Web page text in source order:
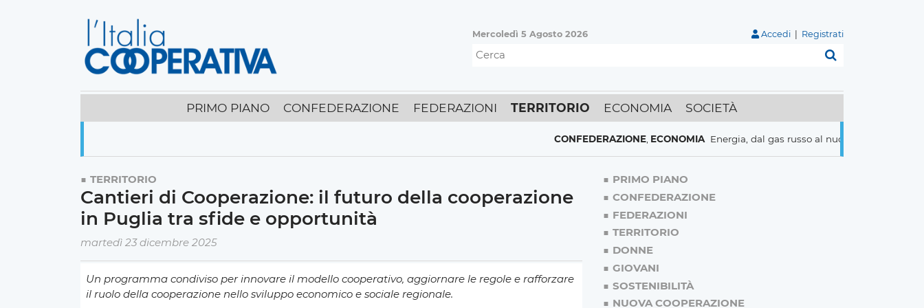
Mercoledì 5 Agosto 2026 Accedi Registrati
PRIMO PIANO CONFEDERAZIONE FEDERAZIONI TERRITORIO ECONOMIA SOCIETÀ
CONFEDERAZIONE,ECONOMIA Energia, dal gas russo al nucleare italiani pronti a tutto
TERRITORIO
Cantieri di Cooperazione: il futuro della cooperazione
in Puglia tra sfide e opportunità
martedì 23 dicembre 2025
Un programma condiviso per innovare il modello cooperativo, aggiornare le regole e rafforzare
il ruolo della cooperazione nello sviluppo economico e sociale regionale.
PRIMO PIANO
CONFEDERAZIONE
FEDERAZIONI
TERRITORIO
DONNE
GIOVANI
SOSTENIBILITÀ
NUOVA COOPERAZIONE